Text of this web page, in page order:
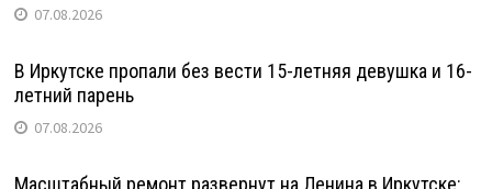
07.08.2026
В Иркутске пропали без вести 15-летняя девушка и 16-
летний парень
07.08.2026
Масштабный ремонт развернут на Ленина в Иркутске: